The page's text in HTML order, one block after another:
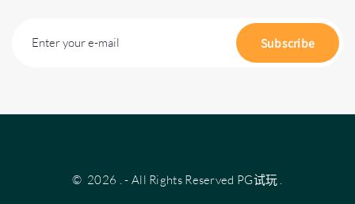
Enter your e-mail Subscribe
© 2026 .- All Rights Reserved PG试玩 .